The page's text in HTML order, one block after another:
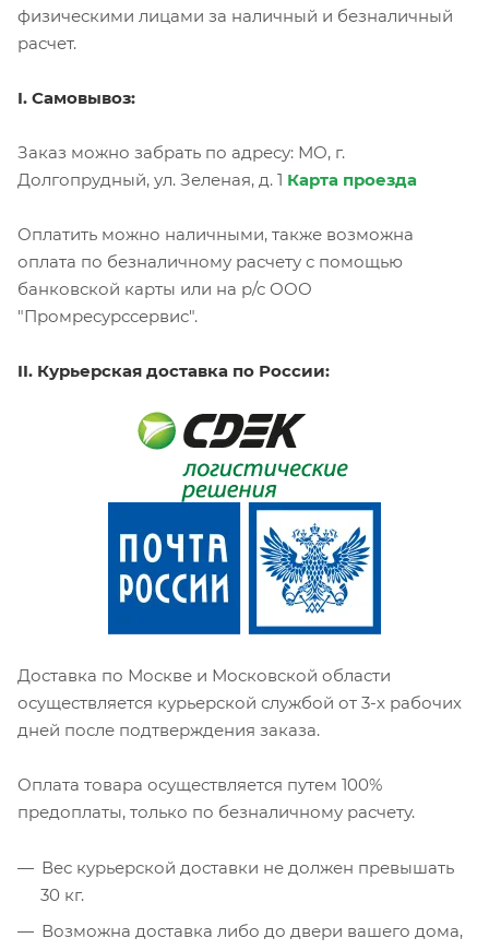
физическими лицами за наличный и безналичный
расчет.
I. Самовывоз:
Заказ можно забрать по адресу: МО, г.
Долгопрудный, ул. Зеленая, д. 1 Карта проезда
Оплатить можно наличными, также возможна
оплата по безналичному расчету с помощью
банковской карты или на р/с ООО
"Промресурссервис".
II. Курьерская доставка по России:
Доставка по Москве и Московской области
осуществляется курьерской службой от 3-х рабочих
дней после подтверждения заказа.
Оплата товара осуществляется путем 100%
предоплаты, только по безналичному расчету.
Вес курьерской доставки не должен превышать
30 кг.
Возможна доставка либо до двери вашего дома,